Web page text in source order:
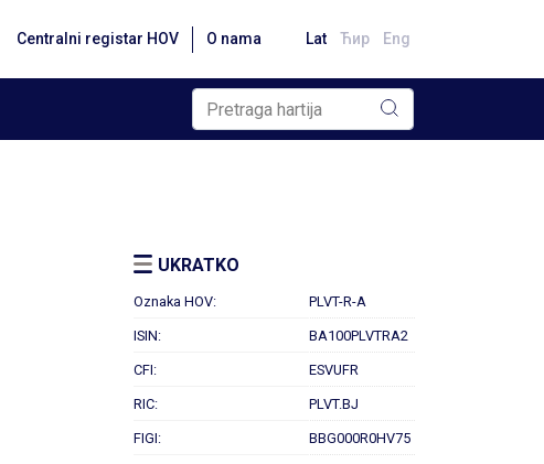
Centralni registar HOV O nama Lat Ћир Eng
UKRATKO
Oznaka HOV: PLVT-R-A
ISIN: BA100PLVTRA2
CFI: ESVUFR
RIC: PLVT.BJ
FIGI: BBG000R0HV75